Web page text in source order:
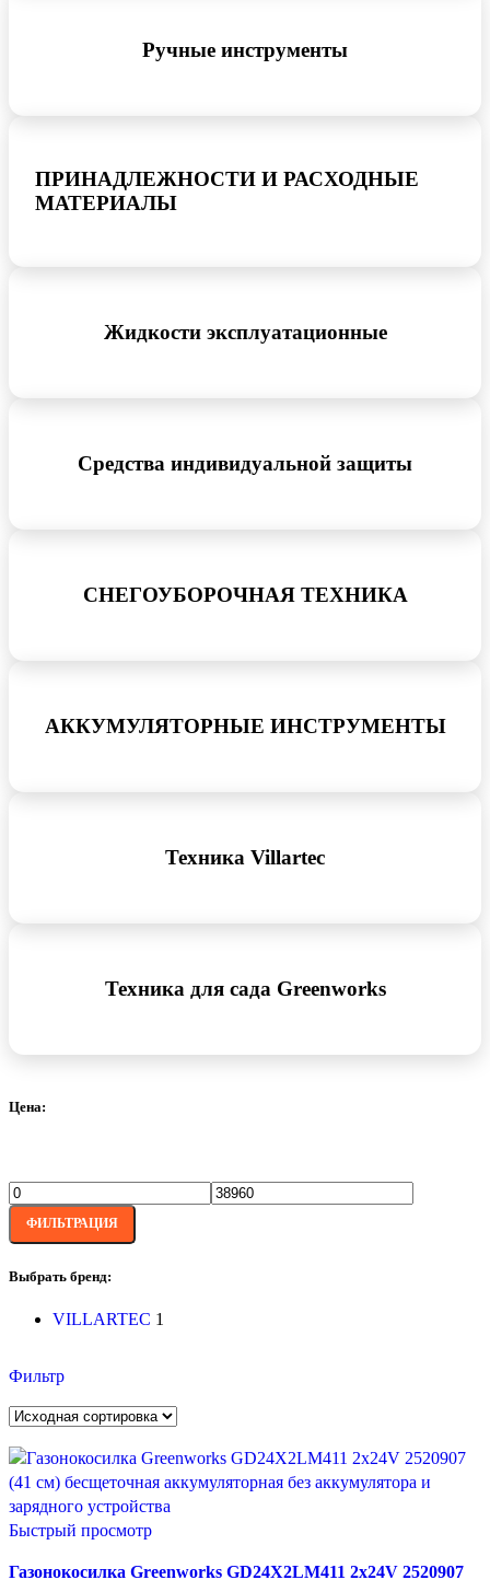
Ручные инструменты
ПРИНАДЛЕЖНОСТИ И РАСХОДНЫЕ
МАТЕРИАЛЫ
Жидкости эксплуатационные
Средства индивидуальной защиты
СНЕГОУБОРОЧНАЯ ТЕХНИКА
АККУМУЛЯТОРНЫЕ ИНСТРУМЕНТЫ
Техника Villartec
Техника для сада Greenworks
Цена:
ФИЛЬТРАЦИЯ
Выбрать бренд:
VILLARTEC 1
Фильтр
Быстрый просмотр
Газонокосилка Greenworks GD24X2LM411 2х24V 2520907